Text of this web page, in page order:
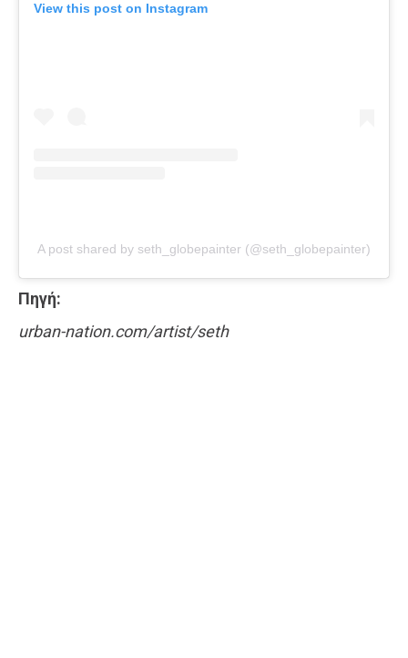
View this post on Instagram
A post shared by seth_globepainter (@seth_globepainter)
Πηγή:
urban-nation.com/artist/seth